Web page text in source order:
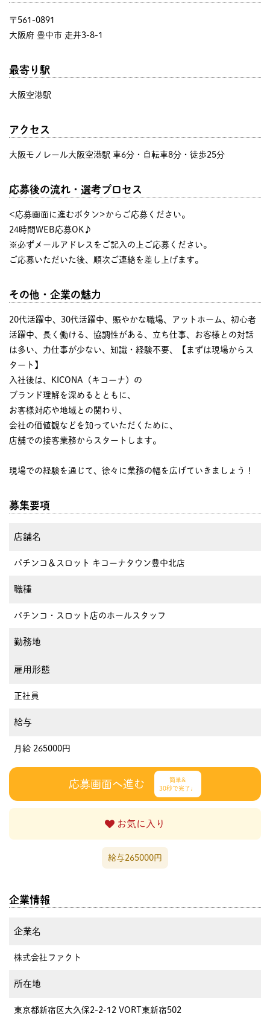
〒561-0891
大阪府 豊中市 走井3-8-1
最寄り駅
大阪空港駅
アクセス
大阪モノレール大阪空港駅 車6分・自転車8分・徒歩25分
応募後の流れ・選考プロセス
<応募画面に進むボタン>からご応募ください。
24時間WEB応募OK♪
※必ずメールアドレスをご記入の上ご応募ください。
ご応募いただいた後、順次ご連絡を差し上げます。
その他・企業の魅力
20代活躍中、30代活躍中、賑やかな職場、アットホーム、初心者
活躍中、長く働ける、協調性がある、立ち仕事、お客様との対話
は多い、力仕事が少ない、知識・経験不要、【まずは現場からス
タート】
入社後は、KICONA（キコーナ）の
ブランド理解を深めるとともに、
お客様対応や地域との関わり、
会社の価値観などを知っていただくために、
店舗での接客業務からスタートします。
現場での経験を通じて、徐々に業務の幅を広げていきましょう！
募集要項
店舗名
パチンコ＆スロット キコーナタウン豊中北店
職種
パチンコ・スロット店のホールスタッフ
勤務地
雇用形態
正社員
給与
月給 265000円
応募画面へ進む
簡単&
30秒で完了♩
お気に入り
給与265000円
企業情報
企業名
株式会社ファクト
所在地
東京都新宿区大久保2-2-12 VORT東新宿502